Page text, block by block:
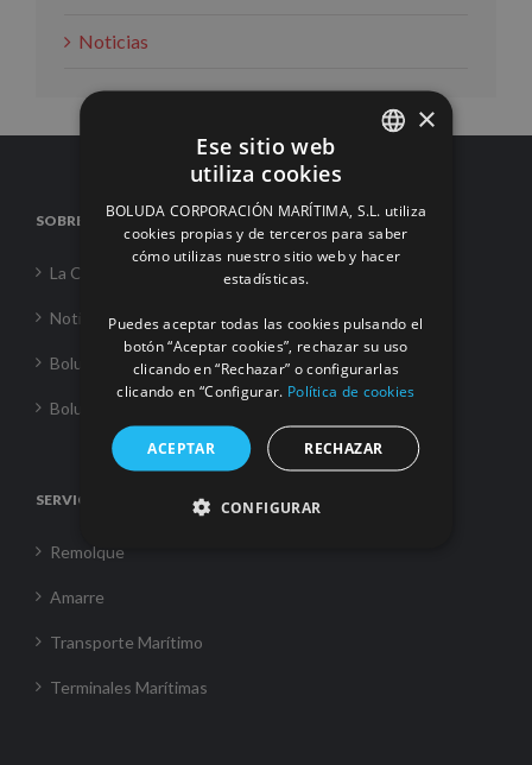
Noticias
SOBRE NOSOTROS
La Corporación
Noticias
Boluda Towage
Boluda Shipping
SERVICIOS
Remolque
Amarre
Transporte Marítimo
Terminales Marítimas
ENGLISH
FRENCH
×
Ese sitio web
utiliza cookies
BOLUDA CORPORACIÓN MARÍTIMA, S.L. utiliza
cookies propias y de terceros para saber
cómo utilizas nuestro sitio web y hacer
estadísticas.
Puedes aceptar todas las cookies pulsando el
botón “Aceptar cookies”, rechazar su uso
clicando en “Rechazar” o configurarlas
clicando en “Configurar. Política de cookies
ACEPTAR RECHAZAR
CONFIGURAR